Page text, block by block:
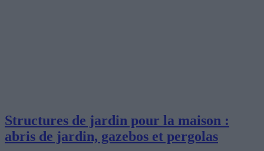
Structures de jardin pour la maison :
abris de jardin, gazebos et pergolas